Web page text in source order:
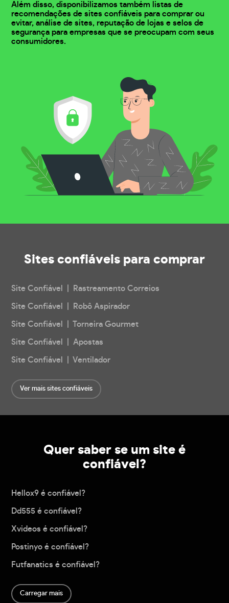
Além disso, disponibilizamos também listas de
recomendações de sites confiáveis para comprar ou
evitar, análise de sites, reputação de lojas e selos de
segurança para empresas que se preocupam com seus
consumidores.
Sites confiáveis para comprar
Site Confiável | Rastreamento Correios
Site Confiável | Robô Aspirador
Site Confiável | Torneira Gourmet
Site Confiável | Apostas
Site Confiável | Ventilador
Ver mais sites confiáveis
Quer saber se um site é
confiável?
Hellox9 é confiável?
Dd555 é confiável?
Xvideos é confiável?
Postinyo é confiável?
Futfanatics é confiável?
Carregar mais